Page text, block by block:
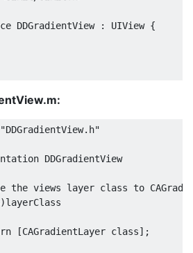
DDGradientView : UIView {
DDGradientView
the views layer class to
)
[CAGradientLayer class];